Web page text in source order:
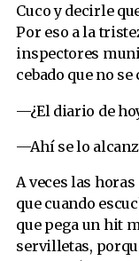
Cuco y decirle
Por eso a la
inspectores
cebado que no
—¿El diario de
—Ahí se lo
A veces las
que cuando
que pega un hit
servilletas,